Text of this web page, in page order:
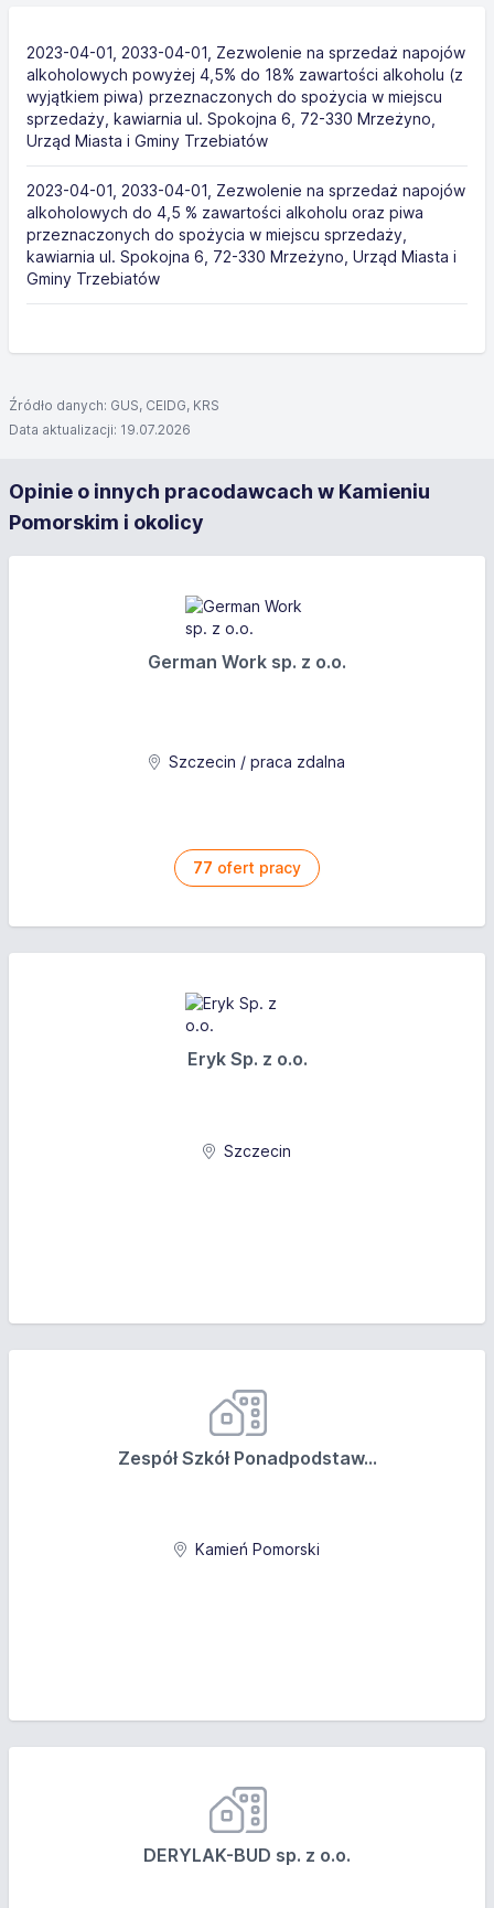
2023-04-01, 2033-04-01, Zezwolenie na sprzedaż napojów
alkoholowych powyżej 4,5% do 18% zawartości alkoholu (z
wyjątkiem piwa) przeznaczonych do spożycia w miejscu
sprzedaży, kawiarnia ul. Spokojna 6, 72-330 Mrzeżyno,
Urząd Miasta i Gminy Trzebiatów
2023-04-01, 2033-04-01, Zezwolenie na sprzedaż napojów
alkoholowych do 4,5 % zawartości alkoholu oraz piwa
przeznaczonych do spożycia w miejscu sprzedaży,
kawiarnia ul. Spokojna 6, 72-330 Mrzeżyno, Urząd Miasta i
Gminy Trzebiatów
Źródło danych: GUS, CEIDG, KRS
Data aktualizacji: 19.07.2026
Opinie o innych pracodawcach w Kamieniu
Pomorskim i okolicy
German Work sp. z o.o.
Szczecin / praca zdalna
77 ofert pracy
Eryk Sp. z o.o.
Szczecin
Zespół Szkół Ponadpodstaw...
Kamień Pomorski
DERYLAK-BUD sp. z o.o.